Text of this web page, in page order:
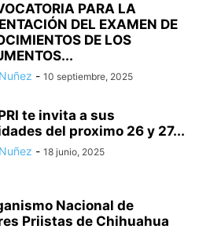
PARA LA
DEL EXAMEN DE
DE LOS
- 10 septiembre, 2025
te invita a sus
del proximo 26 y 27...
- 18 junio, 2025
Nacional de
Priistas de Chihuahua